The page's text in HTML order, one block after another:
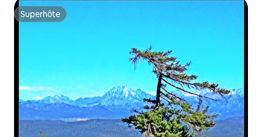
Superhôte
Superhôte